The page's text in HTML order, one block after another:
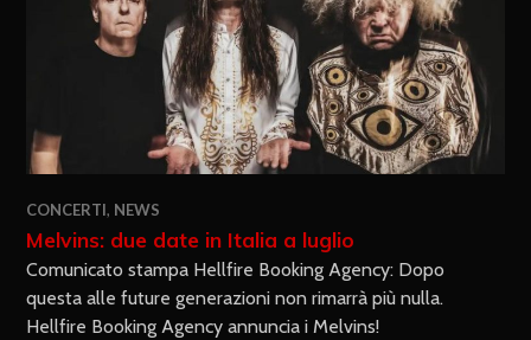
CONCERTI, NEWS
Melvins: due date in Italia a luglio
Comunicato stampa Hellfire Booking Agency: Dopo
questa alle future generazioni non rimarrà più nulla.
Hellfire Booking Agency annuncia i Melvins!